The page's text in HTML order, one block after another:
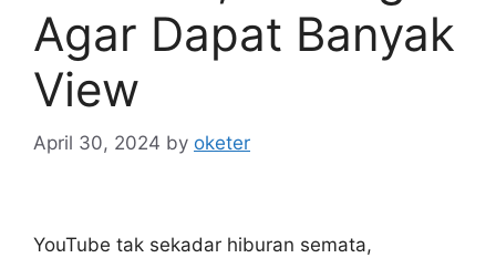
Agar Dapat Banyak
View
April 30, 2024 by oketer
YouTube tak sekadar hiburan semata,